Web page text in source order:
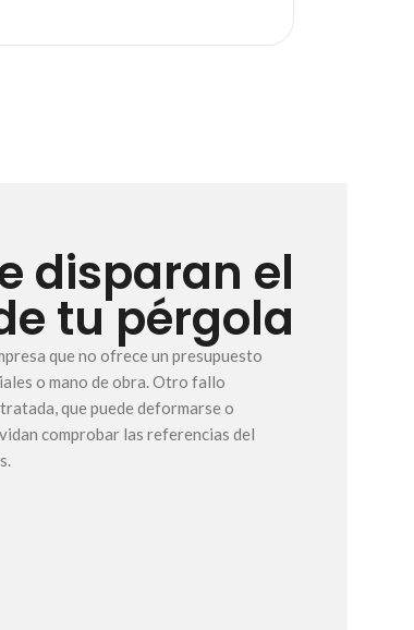
disparan el
tu pérgola
que no ofrece un presupuesto
o mano de obra. Otro fallo
que puede deformarse o
comprobar las referencias del